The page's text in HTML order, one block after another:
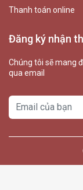
Thanh toán online
Đăng ký nhận
Chúng tôi sẽ mang
qua email